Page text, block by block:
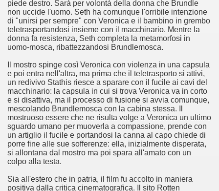
piede destro. Sarà per volontà della donna che Brundle
non uccide l'uomo. Seth ha comunque l'orribile intenzione
di "unirsi per sempre" con Veronica e il bambino in grembo
teletrasportandosi insieme con il macchinario. Mentre la
donna fa resistenza, Seth completa la metamorfosi in
uomo-mosca, ribattezzandosi Brundlemosca.
Il mostro spinge così Veronica con violenza in una capsula
e poi entra nell'altra, ma prima che il teletrasporto si attivi,
un redivivo Stathis riesce a sparare con il fucile ai cavi del
macchinario: la capsula in cui si trova Veronica va in corto
e si disattiva, ma il processo di fusione si avvia comunque,
mescolando Brundlemosca con la cabina stessa. Il
mostruoso essere che ne risulta volge a Veronica un ultimo
sguardo umano per muoverla a compassione, prende con
un artiglio il fucile e portandosi la canna al capo chiede di
porre fine alle sue sofferenze: ella, inizialmente disperata,
si allontana dal mostro ma poi spara all'amato con un
colpo alla testa.
Sia all'estero che in patria, il film fu accolto in maniera
positiva dalla critica cinematografica. Il sito Rotten
mondo migliore.
David Lynch
classico
un esempio di film noir moderno
troppo parziale.
è riuscito a tenere alto il proprio nome, è anche
nella storia del cinema